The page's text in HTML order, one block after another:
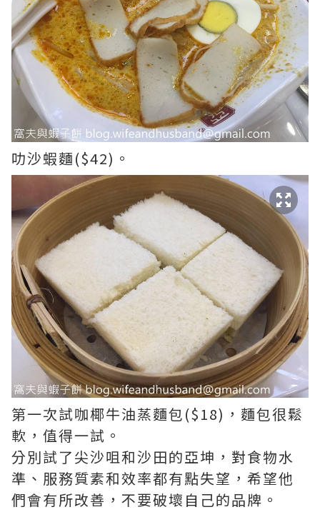
叻沙蝦麵($42)。
第一次試咖椰牛油蒸麵包($18)，麵包很鬆
軟，值得一試。
分別試了尖沙咀和沙田的亞坤，對食物水
準、服務質素和效率都有點失望，希望他
們會有所改善，不要破壞自己的品牌。